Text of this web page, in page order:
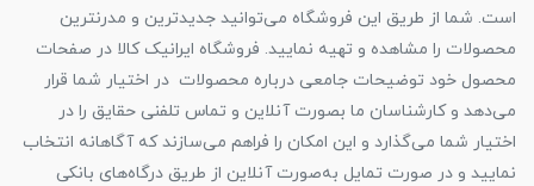
است. شما از طریق این فروشگاه می‌توانید جدیدترین و مدرنترین
محصولات را مشاهده و تهیه نمایید. فروشگاه ایرانیک کالا در صفحات
محصول خود توضیحات جامعی درباره محصولات در اختیار شما قرار
می‌دهد و کارشناسان ما بصورت آنلاین و تماس تلفنی حقایق را در
اختیار شما می‌گذارد و این امکان را فراهم می‌سازند که آگاهانه انتخاب
نمایید و در صورت تمایل به‌صورت آنلاین از طریق درگاه‌های بانکی